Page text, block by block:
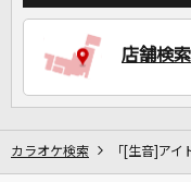
自
店舗検索
カラオケ検索 「[生音]アイ